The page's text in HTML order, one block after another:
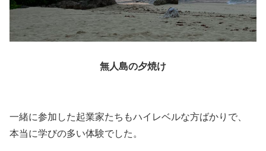
無人島の夕焼け
一緒に参加した起業家たちもハイレベルな方ばかりで、
本当に学びの多い体験でした。